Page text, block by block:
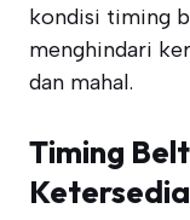
kondisi timing
menghindari
dan mahal.
Timing